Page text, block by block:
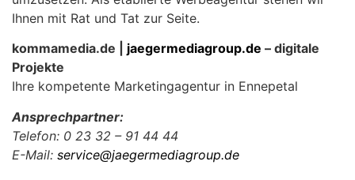
Ihnen mit Rat und Tat zur Seite.
kommamedia.de | jaegermediagroup.de – digitale
Projekte
Ihre kompetente Marketingagentur in Ennepetal
Ansprechpartner:
Telefon: 0 23 32 – 91 44 44
E-Mail: service@jaegermediagroup.de